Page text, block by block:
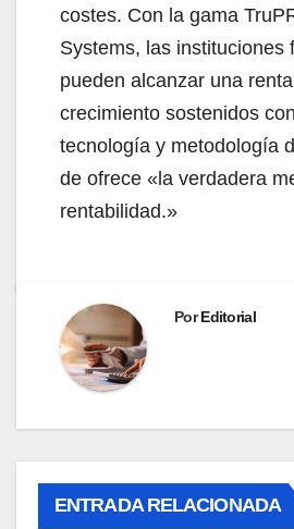
costes. Con la gama
Systems, las instituciones
pueden alcanzar una
crecimiento sostenidos
tecnología y metodología
de ofrece «la verdadera
rentabilidad.»
PorEditorial
ENTRADA RELACIONADA